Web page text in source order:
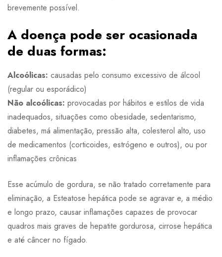
brevemente possível.
A doença pode ser ocasionada
de duas formas:
Alcoólicas: causadas pelo consumo excessivo de álcool
(regular ou esporádico)
Não alcoólicas: provocadas por hábitos e estilos de vida
inadequados, situações como obesidade, sedentarismo,
diabetes, má alimentação, pressão alta, colesterol alto, uso
de medicamentos (corticoides, estrógeno e outros), ou por
inflamações crônicas
Esse acúmulo de gordura, se não tratado corretamente para
eliminação, a Esteatose hepática pode se agravar e, a médio
e longo prazo, causar inflamações capazes de provocar
quadros mais graves de hepatite gordurosa, cirrose hepática
e até câncer no fígado.